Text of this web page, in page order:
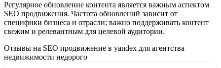
Регулярное обновление контента является важным аспектом
SEO продвижения. Частота обновлений зависит от
специфики бизнеса и отрасли; важно поддерживать контент
свежим и релевантным для целевой аудитории.
Отзывы на SEO продвижение в yandex для агентства
недвижимости недорого